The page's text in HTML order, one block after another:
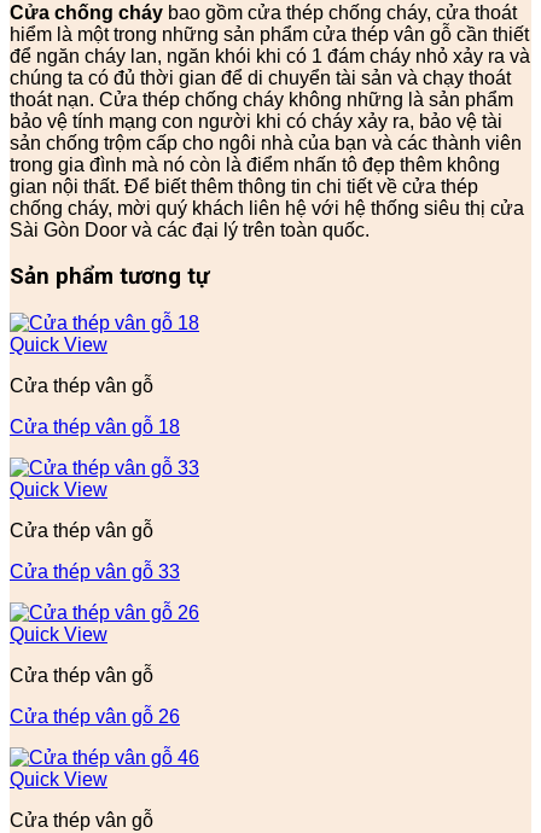
Cửa chống cháy bao gồm cửa thép chống cháy, cửa thoát
hiểm là một trong những sản phẩm cửa thép vân gỗ cần thiết
để ngăn cháy lan, ngăn khói khi có 1 đám cháy nhỏ xảy ra và
chúng ta có đủ thời gian để di chuyển tài sản và chạy thoát
thoát nạn. Cửa thép chống cháy không những là sản phẩm
bảo vệ tính mạng con người khi có cháy xảy ra, bảo vệ tài
sản chống trộm cấp cho ngôi nhà của bạn và các thành viên
trong gia đình mà nó còn là điểm nhấn tô đẹp thêm không
gian nội thất. Để biết thêm thông tin chi tiết về cửa thép
chống cháy, mời quý khách liên hệ với hệ thống siêu thị cửa
Sài Gòn Door và các đại lý trên toàn quốc.
Sản phẩm tương tự
Quick View
Cửa thép vân gỗ
Cửa thép vân gỗ 18
Quick View
Cửa thép vân gỗ
Cửa thép vân gỗ 33
Quick View
Cửa thép vân gỗ
Cửa thép vân gỗ 26
Quick View
Cửa thép vân gỗ